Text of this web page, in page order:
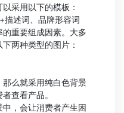
采用以下的模板：
描述词、品牌形容词
重要组成因素。大多
两种类型的图片：
么就采用纯白色背景
查看产品。
，会让消费者产生困